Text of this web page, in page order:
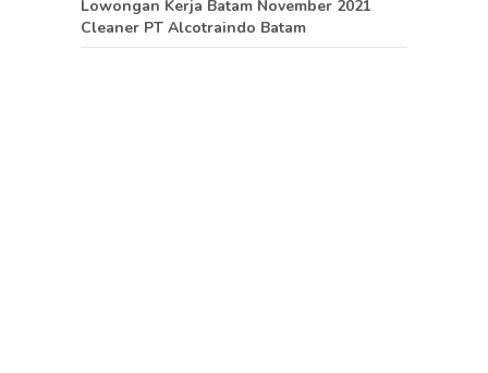
Lowongan Kerja Batam November 2021
Cleaner PT Alcotraindo Batam